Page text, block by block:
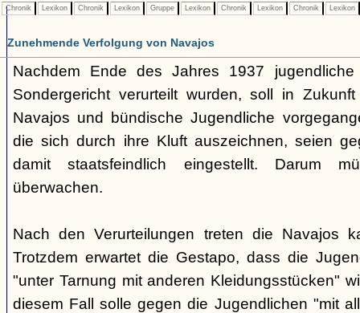
Chronik Lexikon Chronik Lexikon Gruppe Lexikon Chronik Lexikon Chronik Lexikon
Zunehmende Verfolgung von Navajos
Nachdem Ende des Jahres 1937
Sondergericht verurteilt wurden, soll in
Navajos und bündische Jugendliche
die sich durch ihre Kluft auszeichnen, seien
damit staatsfeindlich eingestellt. Darum
überwachen.
Nach den Verurteilungen treten die Navajos
Trotzdem erwartet die Gestapo, dass die
"unter Tarnung mit anderen Kleidungsstücken"
diesem Fall solle gegen die Jugendlichen "mit